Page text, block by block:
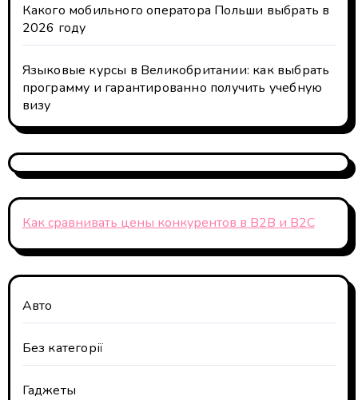
Какого мобильного оператора Польши выбрать в
2026 году
Языковые курсы в Великобритании: как выбрать
программу и гарантированно получить учебную
визу
Как сравнивать цены конкурентов в B2B и B2C
Авто
Без категорії
Гаджеты